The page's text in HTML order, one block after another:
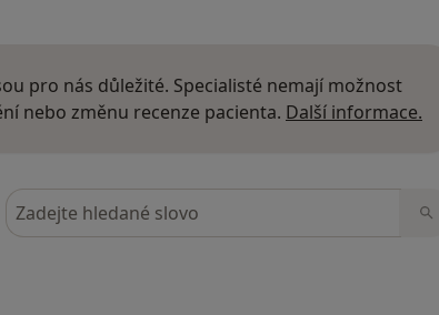
pro nás důležité. Specialisté nemají možnost
nebo změnu recenze pacienta. Další informace.
Hledejte v názorech